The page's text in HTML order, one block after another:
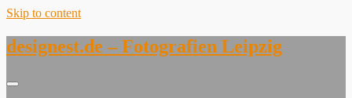
Skip to content
designest.de – Fotografien Leipzig